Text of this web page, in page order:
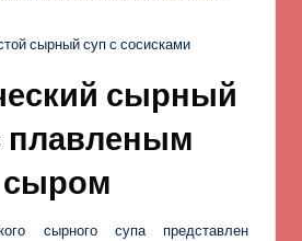
сырный суп с сосисками
сырный
плавленым
сыром
сырного супа представлен